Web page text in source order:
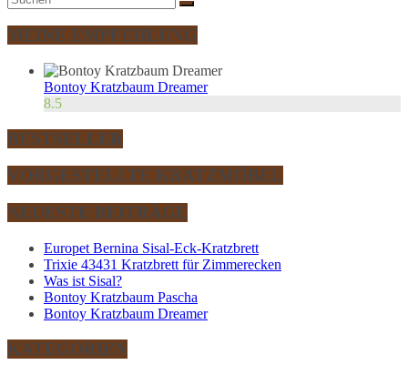
MEINE EMPFEHLUNG
Bontoy Kratzbaum Dreamer
8.5
BESTSELLER
VORGESTELLTE KRATZMÖBEL
NEUESTE BEITRÄGE
Europet Bernina Sisal-Eck-Kratzbrett
Trixie 43431 Kratzbrett für Zimmerecken
Was ist Sisal?
Bontoy Kratzbaum Pascha
Bontoy Kratzbaum Dreamer
KATEGORIEN